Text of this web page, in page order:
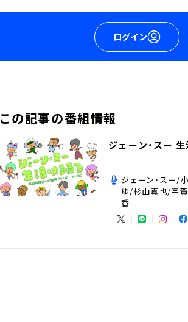
ログイン
この記事の番組情報
ジェーン・スー
ジェーン・スー/
ゆ/杉山真也/宇
香